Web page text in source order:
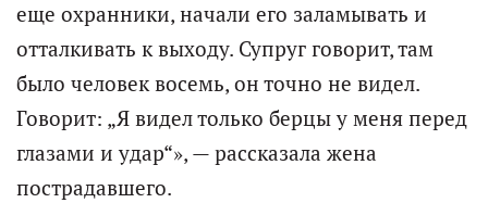
еще охранники, начали его заламывать и
отталкивать к выходу. Супруг говорит, там
было человек восемь, он точно не видел.
Говорит: „Я видел только берцы у меня перед
глазами и удар“», — рассказала жена
пострадавшего.